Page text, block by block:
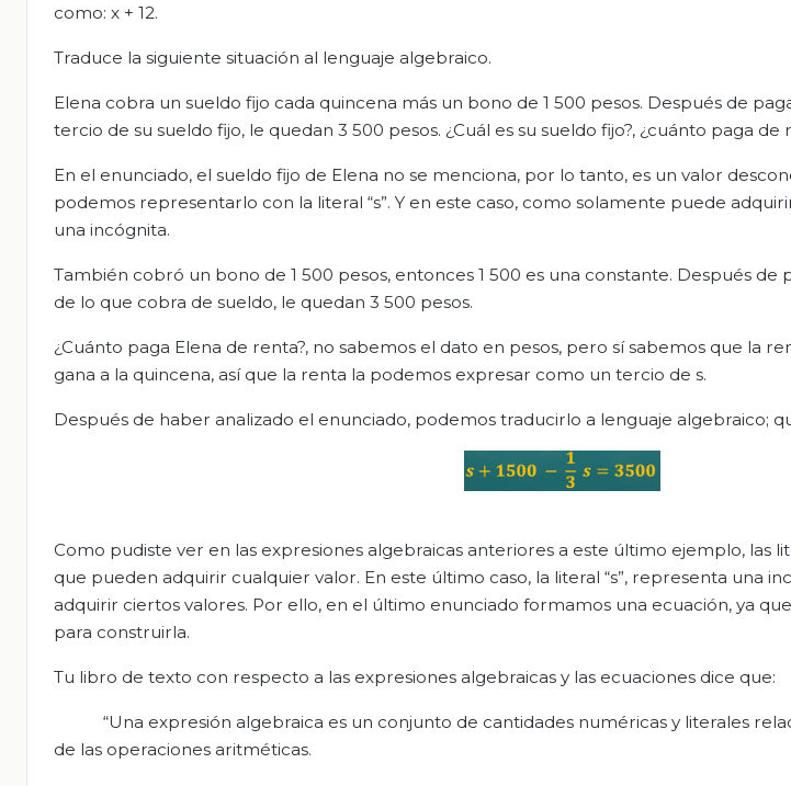
como: x + 12.
Traduce la siguiente situación al lenguaje algebraico.
Elena cobra un sueldo fijo cada quincena más un bono de 1 500 pesos. Después de
tercio de su sueldo fijo, le quedan 3 500 pesos. ¿Cuál es su sueldo fijo?, ¿cuánto paga de
En el enunciado, el sueldo fijo de Elena no se menciona, por lo tanto, es un valor
podemos representarlo con la literal “s”. Y en este caso, como solamente puede
una incógnita.
También cobró un bono de 1 500 pesos, entonces 1 500 es una constante. Después de
de lo que cobra de sueldo, le quedan 3 500 pesos.
¿Cuánto paga Elena de renta?, no sabemos el dato en pesos, pero sí sabemos que la
gana a la quincena, así que la renta la podemos expresar como un tercio de s.
Después de haber analizado el enunciado, podemos traducirlo a lenguaje algebraico;
Como pudiste ver en las expresiones algebraicas anteriores a este último ejemplo, las
que pueden adquirir cualquier valor. En este último caso, la literal “s”, representa una
adquirir ciertos valores. Por ello, en el último enunciado formamos una ecuación, ya
para construirla.
Tu libro de texto con respecto a las expresiones algebraicas y las ecuaciones dice que:
“Una expresión algebraica es un conjunto de cantidades numéricas y literales
de las operaciones aritméticas.